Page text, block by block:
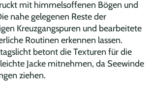
mit himmels­offenen Bögen und
nahe gelegenen Reste der
Kreuzgangspuren und bearbeitete
Routinen erkennen lassen.
betont die Texturen für die
Jacke mitnehmen, da Seewinde
ziehen.